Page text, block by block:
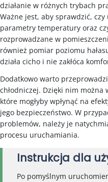
działanie w różnych trybach
Ważne jest, aby sprawdzić,
parametry temperatury oraz
rozprowadzane w
również pomiar poziomu
działa cicho i nie zakłóca
Dodatkowo warto
chłodniczej. Dzięki nim
które mogłyby wpłynąć na
jego bezpieczeństwo. W
problemów, należy je
procesu uruchamiania.
Instrukcja dla
Po pomyślnym